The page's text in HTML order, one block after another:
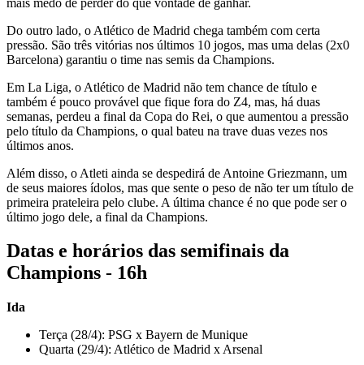
Do outro lado, o Atlético de Madrid chega também com certa
pressão. São três vitórias nos últimos 10 jogos, mas uma delas (2x0
Barcelona) garantiu o time nas semis da Champions.
Em La Liga, o Atlético de Madrid não tem chance de título e
também é pouco provável que fique fora do Z4, mas, há duas
semanas, perdeu a final da Copa do Rei, o que aumentou a pressão
pelo título da Champions, o qual bateu na trave duas vezes nos
últimos anos.
Além disso, o Atleti ainda se despedirá de Antoine Griezmann, um
de seus maiores ídolos, mas que sente o peso de não ter um título de
primeira prateleira pelo clube. A última chance é no que pode ser o
último jogo dele, a final da Champions.
Datas e horários das semifinais da
Champions - 16h
Ida
Terça (28/4): PSG x Bayern de Munique
Quarta (29/4): Atlético de Madrid x Arsenal